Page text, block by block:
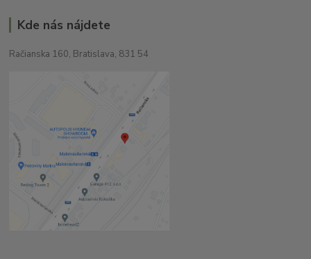
Kde nás nájdete
Račianska 160, Bratislava, 831 54